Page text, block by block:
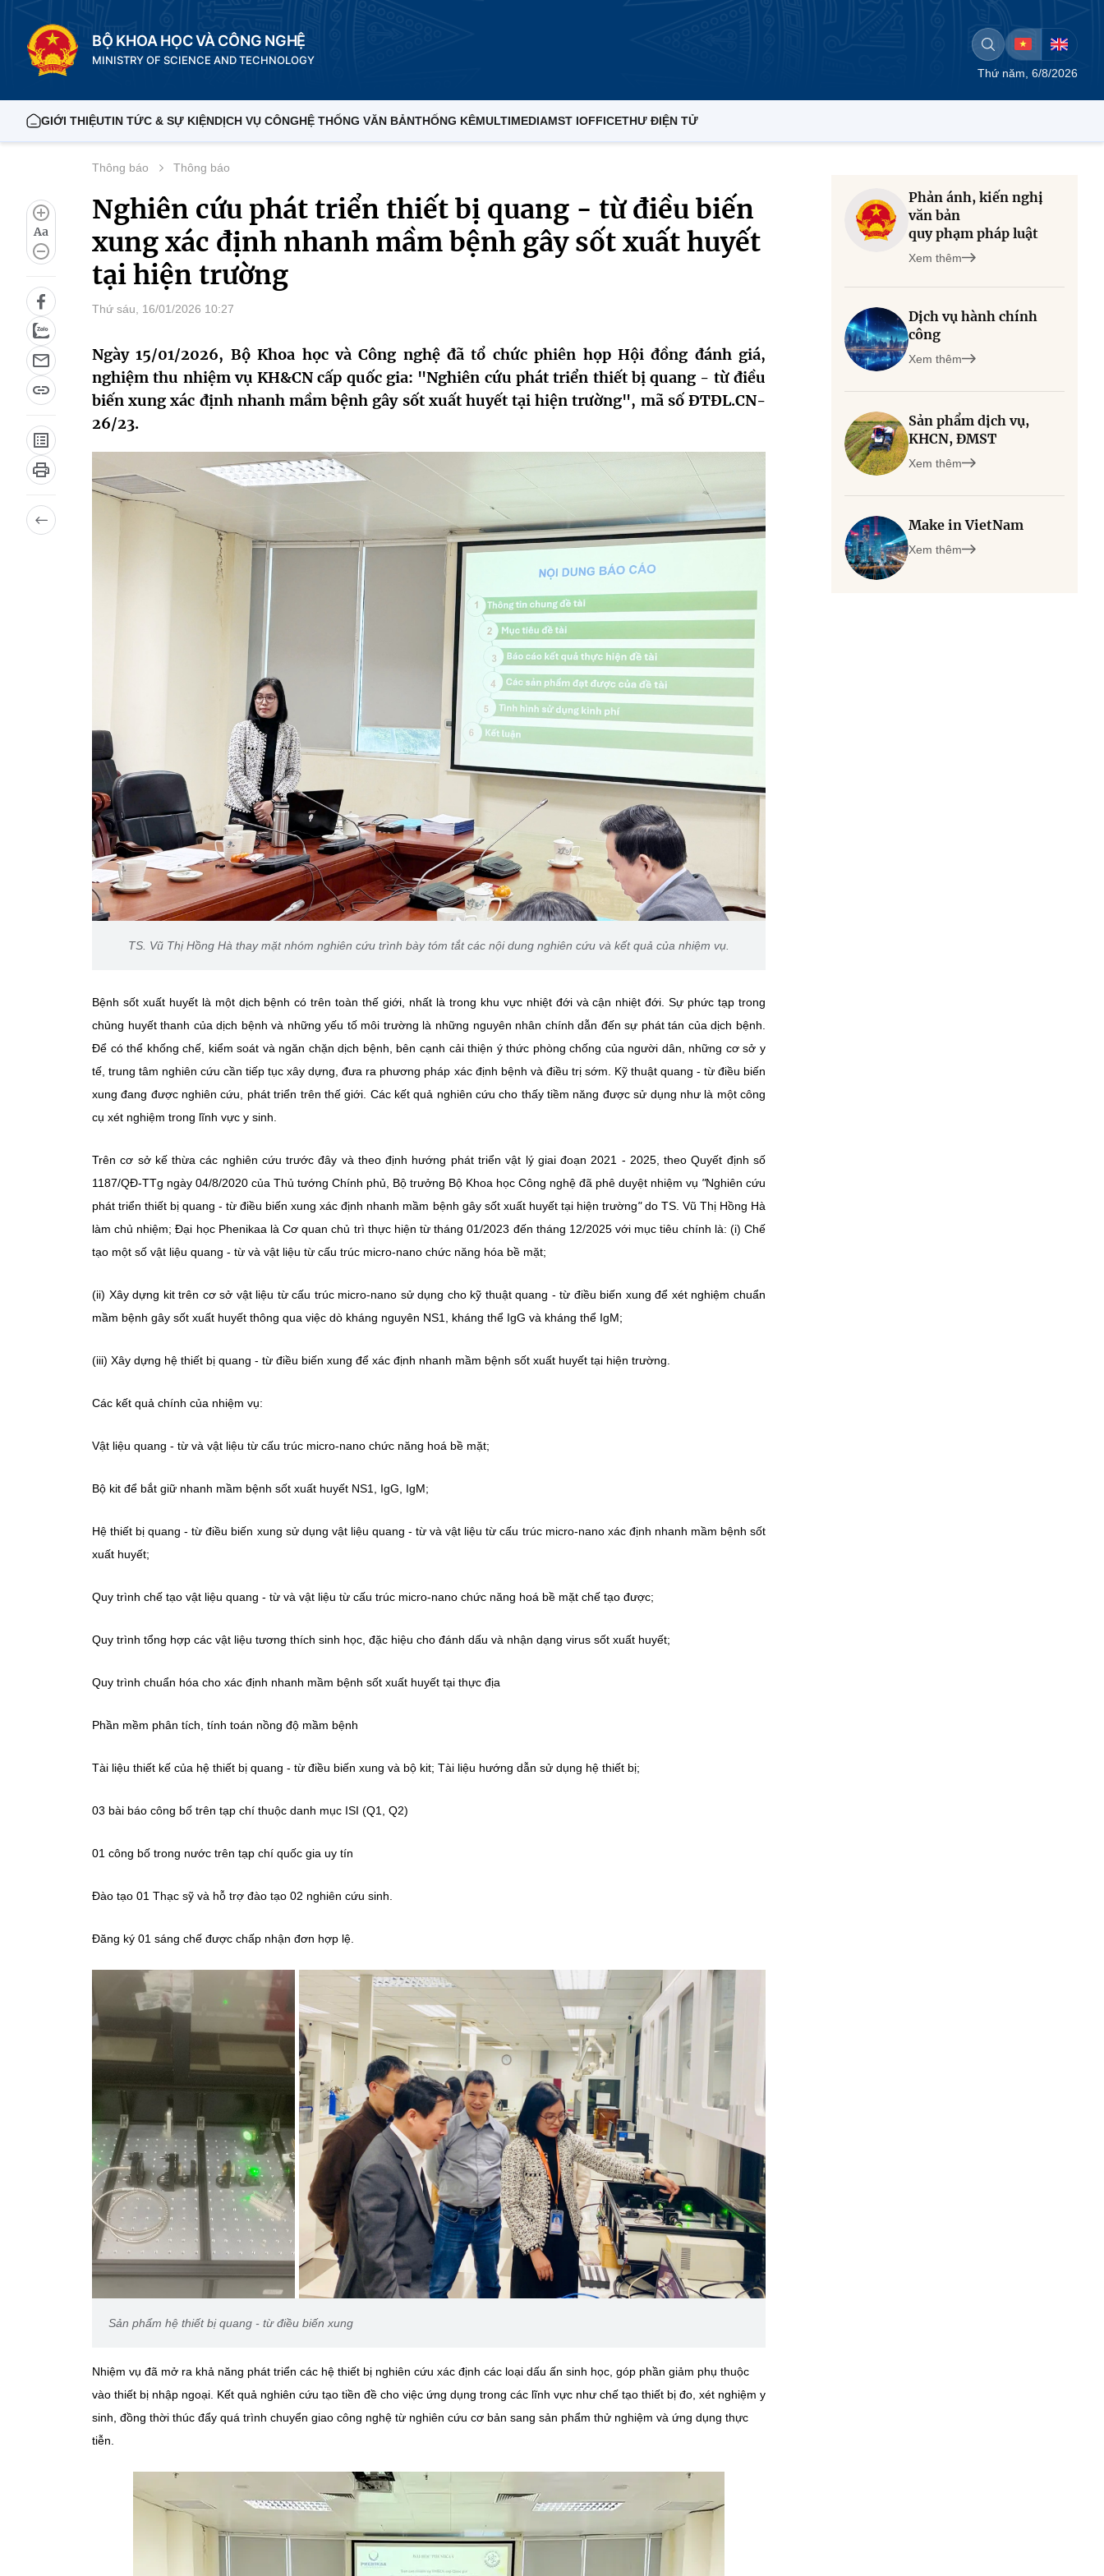
BỘ KHOA HỌC VÀ CÔNG NGHỆ
MINISTRY OF SCIENCE AND TECHNOLOGY
Thứ năm, 6/8/2026
GIỚI THIỆUTIN TỨC & SỰ KIỆNDỊCH VỤ CÔNGHỆ THỐNG VĂN BẢNTHỐNG KÊMULTIMEDIAMST IOFFICETHƯ ĐIỆN TỬ
Aa
Thông báo Thông báo
Nghiên cứu phát triển thiết bị quang - từ điều biến
xung xác định nhanh mầm bệnh gây sốt xuất huyết
tại hiện trường
Thứ sáu, 16/01/2026 10:27
Ngày 15/01/2026, Bộ Khoa học và Công nghệ đã tổ chức phiên họp Hội đồng đánh giá,
nghiệm thu nhiệm vụ KH&CN cấp quốc gia: "Nghiên cứu phát triển thiết bị quang - từ điều
biến xung xác định nhanh mầm bệnh gây sốt xuất huyết tại hiện trường", mã số ĐTĐL.CN-
26/23.
TS. Vũ Thị Hồng Hà thay mặt nhóm nghiên cứu trình bày tóm tắt các nội dung nghiên cứu và kết quả của nhiệm vụ.
Bệnh sốt xuất huyết là một dịch bệnh có trên toàn thế giới, nhất là trong khu vực nhiệt đới và cận nhiệt đới. Sự phức tạp trong
chủng huyết thanh của dịch bệnh và những yếu tố môi trường là những nguyên nhân chính dẫn đến sự phát tán của dịch bệnh.
Để có thể khống chế, kiểm soát và ngăn chặn dịch bệnh, bên cạnh cải thiện ý thức phòng chống của người dân, những cơ sở y
tế, trung tâm nghiên cứu cần tiếp tục xây dựng, đưa ra phương pháp xác định bệnh và điều trị sớm. Kỹ thuật quang - từ điều biến
xung đang được nghiên cứu, phát triển trên thế giới. Các kết quả nghiên cứu cho thấy tiềm năng được sử dụng như là một công
cụ xét nghiệm trong lĩnh vực y sinh.
Trên cơ sở kế thừa các nghiên cứu trước đây và theo định hướng phát triển vật lý giai đoạn 2021 - 2025, theo Quyết định số
1187/QĐ-TTg ngày 04/8/2020 của Thủ tướng Chính phủ, Bộ trưởng Bộ Khoa học Công nghệ đã phê duyệt nhiệm vụ "Nghiên cứu
phát triển thiết bị quang - từ điều biến xung xác định nhanh mầm bệnh gây sốt xuất huyết tại hiện trường" do TS. Vũ Thị Hồng Hà
làm chủ nhiệm; Đại học Phenikaa là Cơ quan chủ trì thực hiện từ tháng 01/2023 đến tháng 12/2025 với mục tiêu chính là: (i) Chế
tạo một số vật liệu quang - từ và vật liệu từ cấu trúc micro-nano chức năng hóa bề mặt;
(ii) Xây dựng kit trên cơ sở vật liệu từ cấu trúc micro-nano sử dụng cho kỹ thuật quang - từ điều biến xung để xét nghiệm chuẩn
mầm bệnh gây sốt xuất huyết thông qua việc dò kháng nguyên NS1, kháng thể IgG và kháng thể IgM;
(iii) Xây dựng hệ thiết bị quang - từ điều biến xung để xác định nhanh mầm bệnh sốt xuất huyết tại hiện trường.
Các kết quả chính của nhiệm vụ:
Vật liệu quang - từ và vật liệu từ cấu trúc micro-nano chức năng hoá bề mặt;
Bộ kit để bắt giữ nhanh mầm bệnh sốt xuất huyết NS1, IgG, IgM;
Hệ thiết bị quang - từ điều biến xung sử dụng vật liệu quang - từ và vật liệu từ cấu trúc micro-nano xác định nhanh mầm bệnh sốt
xuất huyết;
Quy trình chế tạo vật liệu quang - từ và vật liệu từ cấu trúc micro-nano chức năng hoá bề mặt chế tạo được;
Quy trình tổng hợp các vật liệu tương thích sinh học, đặc hiệu cho đánh dấu và nhận dạng virus sốt xuất huyết;
Quy trình chuẩn hóa cho xác định nhanh mầm bệnh sốt xuất huyết tại thực địa
Phần mềm phân tích, tính toán nồng độ mầm bệnh
Tài liệu thiết kế của hệ thiết bị quang - từ điều biến xung và bộ kit; Tài liệu hướng dẫn sử dụng hệ thiết bị;
03 bài báo công bố trên tạp chí thuộc danh mục ISI (Q1, Q2)
01 công bố trong nước trên tạp chí quốc gia uy tín
Đào tạo 01 Thạc sỹ và hỗ trợ đào tạo 02 nghiên cứu sinh.
Đăng ký 01 sáng chế được chấp nhận đơn hợp lệ.
Sản phẩm hệ thiết bị quang - từ điều biến xung
Nhiệm vụ đã mở ra khả năng phát triển các hệ thiết bị nghiên cứu xác định các loại dấu ấn sinh học, góp phần giảm phụ thuộc
vào thiết bị nhập ngoại. Kết quả nghiên cứu tạo tiền đề cho việc ứng dụng trong các lĩnh vực như chế tạo thiết bị đo, xét nghiệm y
sinh, đồng thời thúc đẩy quá trình chuyển giao công nghệ từ nghiên cứu cơ bản sang sản phẩm thử nghiệm và ứng dụng thực
tiễn.
Phản ánh, kiến nghị
văn bản
quy phạm pháp luật
Xem thêm
Dịch vụ hành chính
công
Xem thêm
Sản phẩm dịch vụ,
KHCN, ĐMST
Xem thêm
Make in VietNam
Xem thêm